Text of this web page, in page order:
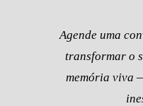
Agende uma
transformar o
memória viva